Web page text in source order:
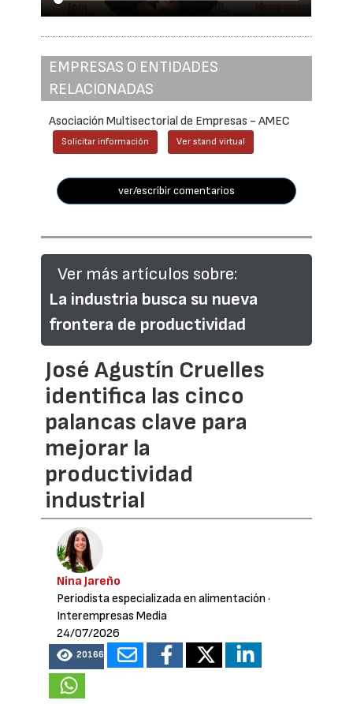
EMPRESAS O ENTIDADES
RELACIONADAS
Asociación Multisectorial de Empresas - AMEC
Solicitar información Ver stand virtual
ver/escribir comentarios
Ver más artículos sobre:
La industria busca su nueva
frontera de productividad
José Agustín Cruelles
identifica las cinco
palancas clave para
mejorar la
productividad
industrial
Nina Jareño
Periodista especializada en alimentación ·
Interempresas Media
24/07/2026
20166